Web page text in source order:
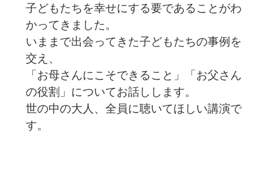
子どもたちを幸せにする要であることがわ
かってきました。
いままで出会ってきた子どもたちの事例を
交え、
「お母さんにこそできること」「お父さん
の役割」についてお話しします。
世の中の大人、全員に聴いてほしい講演で
す。